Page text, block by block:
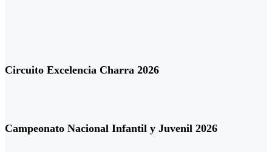
Circuito Excelencia Charra 2026
Campeonato Nacional Infantil y Juvenil 2026